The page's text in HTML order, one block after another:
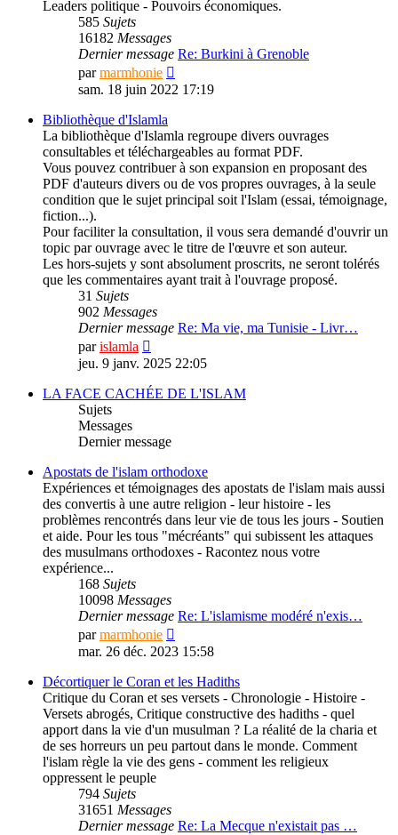
Leaders politique - Pouvoirs économiques.
585 Sujets
16182 Messages
Dernier message Re: Burkini à Grenoble
parmarmhonie
le
sam. 18 juin 2022 17:19
Bibliothèque d'Islamla
La bibliothèque d'Islamla regroupe divers ouvrages
consultables et téléchargeables au format PDF.
Vous pouvez contribuer à son expansion en proposant des
PDF d'auteurs divers ou de vos propres ouvrages, à la seule
condition que le sujet principal soit l'Islam (essai, témoignage,
fiction...).
Pour faciliter la consultation, il vous sera demandé d'ouvrir un
topic par ouvrage avec le titre de l'œuvre et son auteur.
Les hors-sujets y sont absolument proscrits, ne seront tolérés
que les commentaires ayant trait à l'ouvrage proposé.
31 Sujets
902 Messages
Dernier message Re: Ma vie, ma Tunisie - Livr…
parislamla
le
message
jeu. 9 janv. 2025 22:05
LA FACE CACHÉE DE L'ISLAM
Sujets
Messages
Dernier message
Apostats de l'islam orthodoxe
Expériences et témoignages des apostats de l'islam mais aussi
des convertis à une autre religion - leur histoire - les
problèmes rencontrés dans leur vie de tous les jours - Soutien
et aide. Pour les tous "mécréants" qui subissent les attaques
des musulmans orthodoxes - Racontez nous votre
expérience...
168 Sujets
10098 Messages
Dernier message Re: L'islamisme modéré n'exis…
parmarmhonie
le
message
mar. 26 déc. 2023 15:58
Décortiquer le Coran et les Hadiths
Critique du Coran et ses versets - Chronologie - Histoire -
Versets abrogés, Critique constructive des hadiths - quel
apport dans la vie d'un musulman ? La réalité de la charia et
de ses horreurs un peu partout dans le monde. Comment
l'islam règle la vie des gens - comment les religieux
oppressent le peuple
794 Sujets
31651 Messages
Dernier message Re: La Mecque n'existait pas …